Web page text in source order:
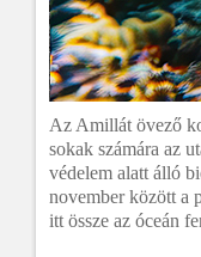
Az Amillát övező
sokak számára az
védelem alatt álló
november között a
itt össze az óceán